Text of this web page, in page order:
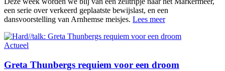
een serie over verkeerd geplaatste bewijslast, en een
dansvoorstelling van Arnhemse meisjes. Lees meer
Actueel
Greta Thunbergs requiem voor een droom